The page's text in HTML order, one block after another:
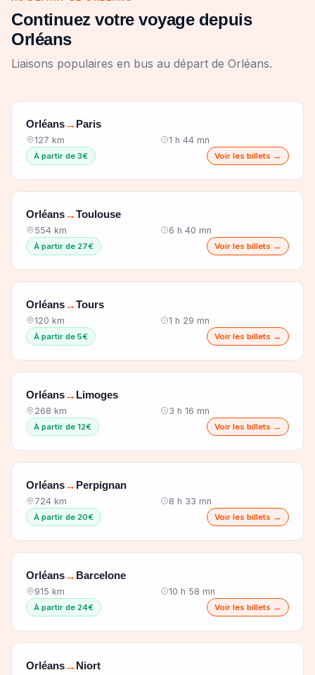
Continuez votre voyage depuis
Orléans
Liaisons populaires en bus au départ de Orléans.
Orléans→ Paris
127 km 1 h 44 mn
À partir de 3€ Voir les billets →
Orléans→Toulouse
554 km 6 h 40 mn
À partir de 27€ Voir les billets →
Orléans→Tours
120 km 1 h 29 mn
À partir de 5€ Voir les billets →
Orléans→ Limoges
268 km 3 h 16 mn
À partir de 12€ Voir les billets →
Orléans→ Perpignan
724 km 8 h 33 mn
À partir de 20€ Voir les billets →
Orléans→ Barcelone
915 km 10 h 58 mn
À partir de 24€ Voir les billets →
Orléans→ Niort